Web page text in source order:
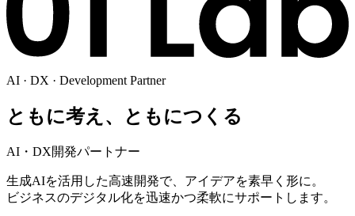
AI · DX · Development Partner
ともに考え、ともにつくる
AI・DX開発パートナー
生成AIを活用した高速開発で、アイデアを素早く形に。
ビジネスのデジタル化を迅速かつ柔軟にサポートします。